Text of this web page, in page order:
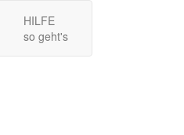
HILFE
so geht's